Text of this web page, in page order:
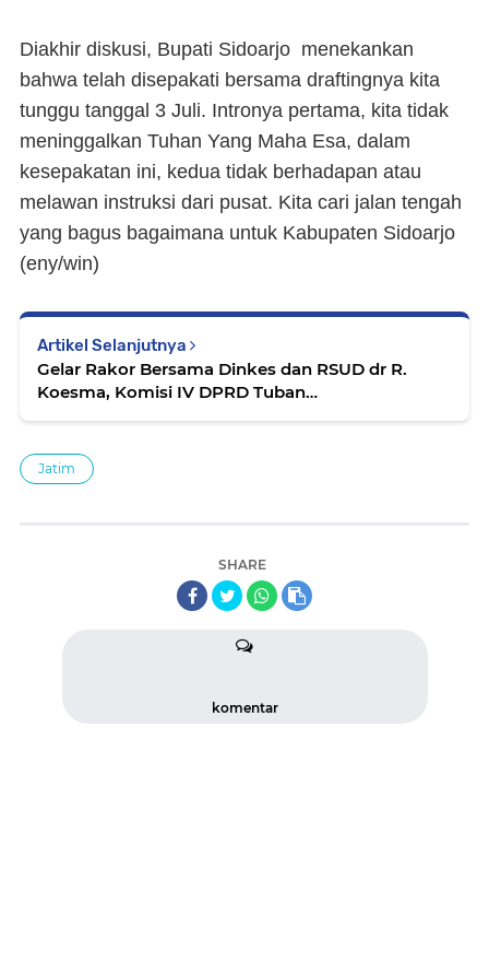
Diakhir diskusi, Bupati Sidoarjo menekankan
bahwa telah disepakati bersama draftingnya kita
tunggu tanggal 3 Juli. Intronya pertama, kita tidak
meninggalkan Tuhan Yang Maha Esa, dalam
kesepakatan ini, kedua tidak berhadapan atau
melawan instruksi dari pusat. Kita cari jalan tengah
yang bagus bagaimana untuk Kabupaten Sidoarjo
(eny/win)
Artikel Selanjutnya
Gelar Rakor Bersama Dinkes dan RSUD dr R.
Koesma, Komisi IV DPRD Tuban
Jatim
SHARE
komentar